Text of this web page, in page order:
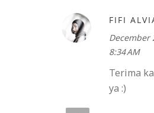
FIFI
December
8:34 AM
Terima
ya :)